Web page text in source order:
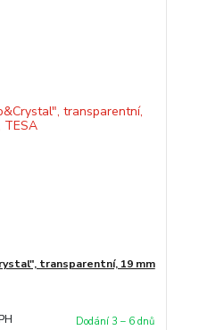
transparentní, 19 mm
Dodání 3 – 6 dnů